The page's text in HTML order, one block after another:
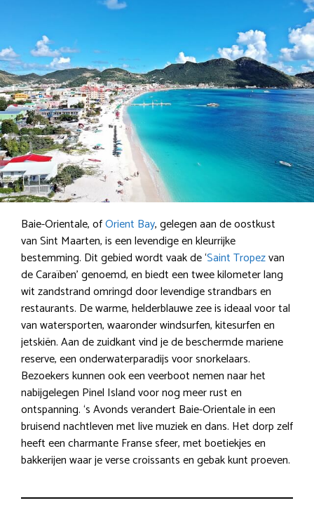
Baie-Orientale, ofOrient Bay, gelegen aan de oostkust
van Sint Maarten, is een levendige en kleurrijke
bestemming. Dit gebied wordt vaak de ‘Saint Tropezvan
de Caraïben’ genoemd, en biedt een twee kilometer lang
wit zandstrand omringd door levendige strandbars en
restaurants. De warme, helderblauwe zee is ideaal voor tal
van watersporten, waaronder windsurfen, kitesurfen en
jetskiën. Aan de zuidkant vind je de beschermde mariene
reserve, een onderwaterparadijs voor snorkelaars.
Bezoekers kunnen ook een veerboot nemen naar het
nabijgelegen Pinel Island voor nog meer rust en
ontspanning. ‘s Avonds verandert Baie-Orientale in een
bruisend nachtleven met live muziek en dans. Het dorp zelf
heeft een charmante Franse sfeer, met boetiekjes en
bakkerijen waar je verse croissants en gebak kunt proeven.